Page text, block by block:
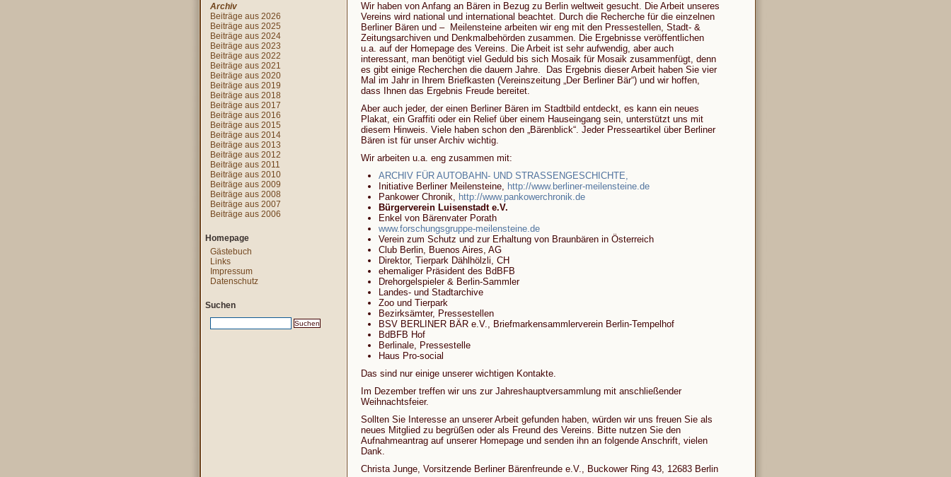
Wir haben von Anfang an Bären in Bezug zu Berlin weltweit gesucht. Die Arbeit unseres
Vereins wird national und international beachtet. Durch die Recherche für die einzelnen
Berliner Bären und – Meilensteine arbeiten wir eng mit den Pressestellen, Stadt- &
Zeitungsarchiven und Denkmalbehörden zusammen. Die Ergebnisse veröffentlichen
u.a. auf der Homepage des Vereins. Die Arbeit ist sehr aufwendig, aber auch
interessant, man benötigt viel Geduld bis sich Mosaik für Mosaik zusammenfügt, denn
es gibt einige Recherchen die dauern Jahre. Das Ergebnis dieser Arbeit haben Sie vier
Mal im Jahr in Ihrem Briefkasten (Vereinszeitung „Der Berliner Bär“) und wir hoffen,
dass Ihnen das Ergebnis Freude bereitet.
Aber auch jeder, der einen Berliner Bären im Stadtbild entdeckt, es kann ein neues
Plakat, ein Graffiti oder ein Relief über einem Hauseingang sein, unterstützt uns mit
diesem Hinweis. Viele haben schon den „Bärenblick“. Jeder Presseartikel über Berliner
Bären ist für unser Archiv wichtig.
Wir arbeiten u.a. eng zusammen mit:
ARCHIV FÜR AUTOBAHN- UND STRASSENGESCHICHTE,
Initiative Berliner Meilensteine, http://www.berliner-meilensteine.de
Pankower Chronik, http://www.pankowerchronik.de
Bürgerverein Luisenstadt e.V.
Enkel von Bärenvater Porath
www.forschungsgruppe-meilensteine.de
Verein zum Schutz und zur Erhaltung von Braunbären in Österreich
Club Berlin, Buenos Aires, AG
Direktor, Tierpark Dählhölzli, CH
ehemaliger Präsident des BdBFB
Drehorgelspieler & Berlin-Sammler
Landes- und Stadtarchive
Zoo und Tierpark
Bezirksämter, Pressestellen
BSV BERLINER BÄR e.V., Briefmarkensammlerverein Berlin-Tempelhof
BdBFB Hof
Berlinale, Pressestelle
Haus Pro-social
Das sind nur einige unserer wichtigen Kontakte.
Im Dezember treffen wir uns zur Jahreshauptversammlung mit anschließender
Weihnachtsfeier.
Sollten Sie Interesse an unserer Arbeit gefunden haben, würden wir uns freuen Sie als
neues Mitglied zu begrüßen oder als Freund des Vereins. Bitte nutzen Sie den
Aufnahmeantrag auf unserer Homepage und senden ihn an folgende Anschrift, vielen
Dank.
Christa Junge, Vorsitzende Berliner Bärenfreunde e.V., Buckower Ring 43, 12683 Berlin
Archiv
Beiträge aus 2026
Beiträge aus 2025
Beiträge aus 2024
Beiträge aus 2023
Beiträge aus 2022
Beiträge aus 2021
Beiträge aus 2020
Beiträge aus 2019
Beiträge aus 2018
Beiträge aus 2017
Beiträge aus 2016
Beiträge aus 2015
Beiträge aus 2014
Beiträge aus 2013
Beiträge aus 2012
Beiträge aus 2011
Beiträge aus 2010
Beiträge aus 2009
Beiträge aus 2008
Beiträge aus 2007
Beiträge aus 2006
Homepage
Gästebuch
Links
Impressum
Datenschutz
Suchen